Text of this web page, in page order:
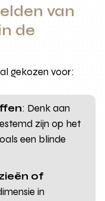
van
de
gekozen voor:
: Denk aan
zijn op het
een blinde
of
in